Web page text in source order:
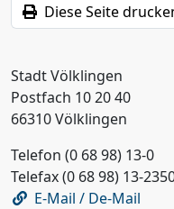
Diese Seite
Stadt Völklingen
Postfach 10 20 40
66310 Völklingen
Telefon (0 68 98) 13-0
Telefax (0 68 98) 13-
E-Mail / De-Mail